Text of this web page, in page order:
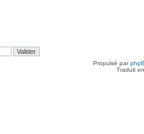
Propulsé par
Traduit